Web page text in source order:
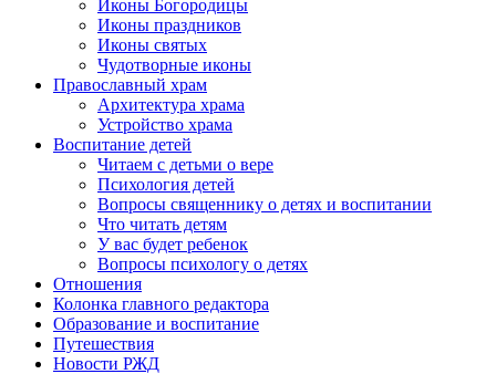
Иконы Богородицы
Иконы праздников
Иконы святых
Чудотворные иконы
Православный храм
Архитектура храма
Устройство храма
Воспитание детей
Читаем с детьми о вере
Психология детей
Вопросы священнику о детях и воспитании
Что читать детям
У вас будет ребенок
Вопросы психологу о детях
Отношения
Колонка главного редактора
Образование и воспитание
Путешествия
Новости РЖД